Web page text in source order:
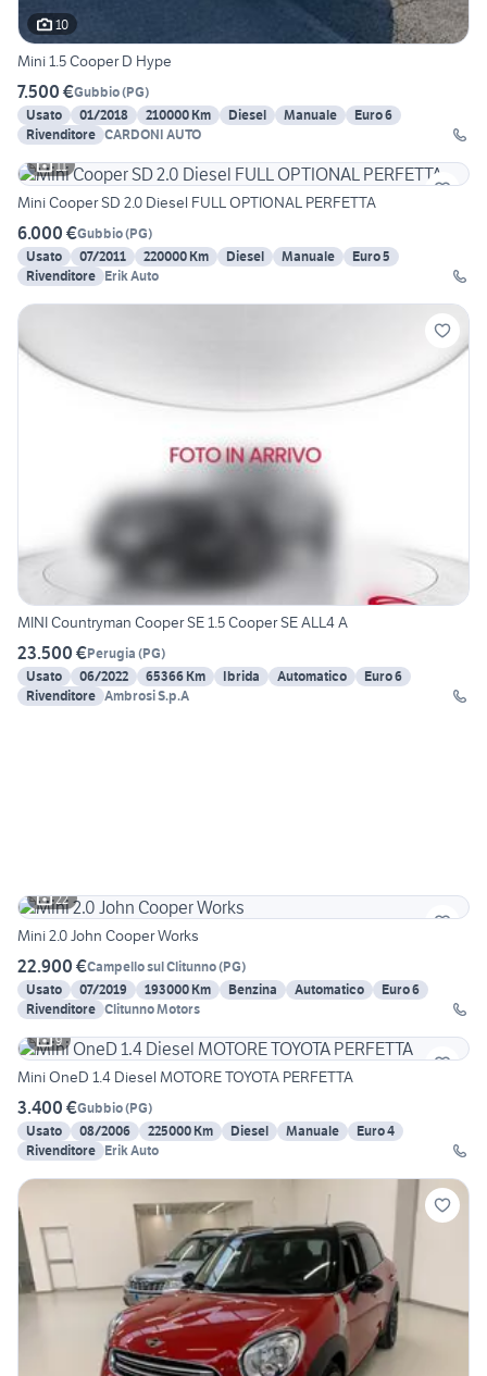
10
Mini 1.5 Cooper D Hype
7.500 €Gubbio(PG)
Usato
01/2018 210000 Km Diesel Manuale
Euro 6
Rivenditore CARDONI AUTO
11
Mini Cooper SD 2.0 Diesel FULL OPTIONAL PERFETTA
6.000 €Gubbio(PG)
Usato
07/2011 220000 Km Diesel Manuale
Euro 5
Rivenditore Erik Auto
MINI Countryman Cooper SE 1.5 Cooper SE ALL4 A
23.500 €Perugia (PG)
Usato
06/2022 65366 Km Ibrida Automatico
Euro 6
Rivenditore Ambrosi S.p.A
22
Mini 2.0 John Cooper Works
22.900 €Campello sul Clitunno(PG)
Usato
07/2019 193000 Km Benzina Automatico
Euro 6
Rivenditore Clitunno Motors
9
Mini OneD 1.4 Diesel MOTORE TOYOTA PERFETTA
3.400 €Gubbio(PG)
Usato
08/2006 225000 Km Diesel Manuale
Euro 4
Rivenditore Erik Auto